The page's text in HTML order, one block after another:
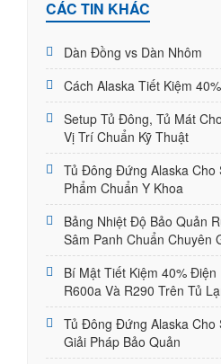
CÁC TIN KHÁC
Dàn Đồng vs Dàn Nhôm
Cách Alaska Tiết Kiệm
Setup Tủ Đông, Tủ Mát
Vị Trí Chuẩn Kỹ Thuật
Tủ Đông Đứng Alaska Cho
Phẩm Chuẩn Y Khoa
Bảng Nhiệt Độ Bảo Quản
Sâm Panh Chuẩn Chuyên
Bí Mật Tiết Kiệm 40%
R600a Và R290 Trên Tủ
Tủ Đông Đứng Alaska Cho
Giải Pháp Bảo Quản